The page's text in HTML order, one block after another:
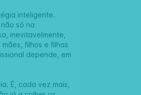
inteligente.
só na
inevitavelmente,
filhos e filhas
depende, em
É, cada vez mais,